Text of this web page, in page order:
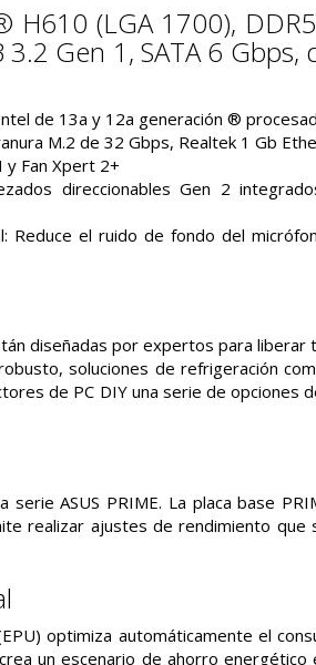
H610 (LGA 1700),
Gen 1, SATA 6
de 13a y 12a generación ®
M.2 de 32 Gbps, Realtek 1 Gb
y Fan Xpert 2+
direccionables Gen 2
Reduce el ruido de fondo del
diseñadas por expertos para
soluciones de refrigeración
de PC DIY una serie de
ASUS PRIME. La placa base
realizar ajustes de rendimiento
optimiza automáticamente el
un escenario de ahorro